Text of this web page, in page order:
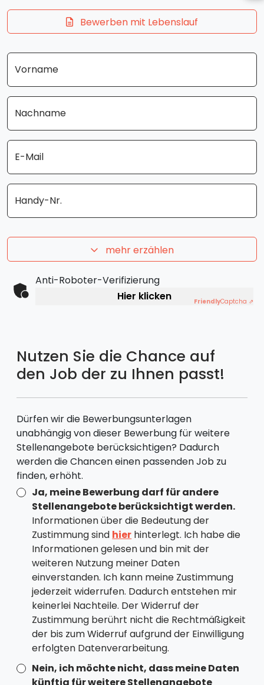
Bewerben mit Lebenslauf
Vorname
Nachname
E-Mail
Handy-Nr.
mehr erzählen
Anti-Roboter-Verifizierung
Hier klicken
FriendlyCaptcha ⇗
Nutzen Sie die Chance auf
den Job der zu Ihnen passt!
Dürfen wir die Bewerbungsunterlagen
unabhängig von dieser Bewerbung für weitere
Stellenangebote berücksichtigen? Dadurch
werden die Chancen einen passenden Job zu
finden, erhöht.
Ja, meine Bewerbung darf für andere
Stellenangebote berücksichtigt werden.
Informationen über die Bedeutung der
Zustimmung sind hier hinterlegt. Ich habe die
Informationen gelesen und bin mit der
weiteren Nutzung meiner Daten
einverstanden. Ich kann meine Zustimmung
jederzeit widerrufen. Dadurch entstehen mir
keinerlei Nachteile. Der Widerruf der
Zustimmung berührt nicht die Rechtmäßigkeit
der bis zum Widerruf aufgrund der Einwilligung
erfolgten Datenverarbeitung.
Nein, ich möchte nicht, dass meine Daten
künftig für weitere Stellenangebote